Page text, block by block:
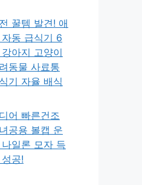
꿀템 발견! 애
자동 급식기 6
아지 고양이
동물 사료통
기 자율 배식
어 빠른건조
공용 볼캡 운
일론 모자 득
공!